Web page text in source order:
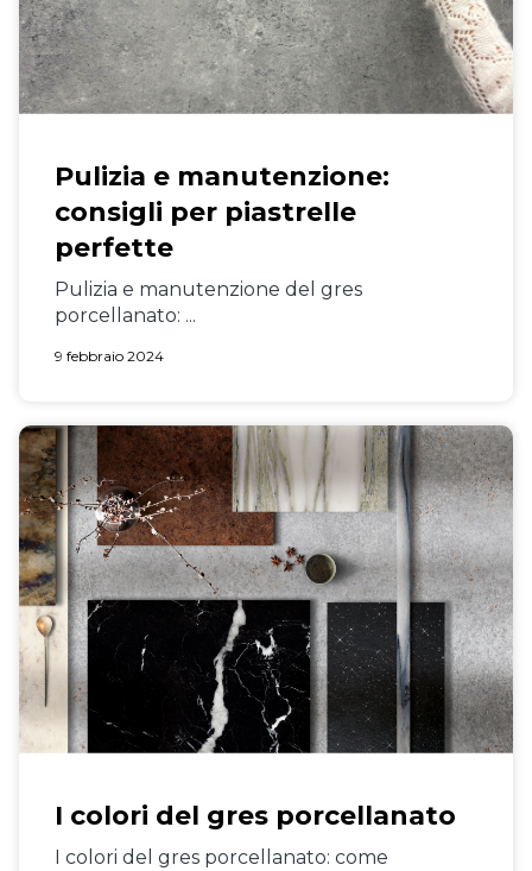
Pulizia e manutenzione:
consigli per piastrelle
perfette
Pulizia e manutenzione del gres
porcellanato: ...
9 febbraio 2024
I colori del gres porcellanato
I colori del gres porcellanato: come